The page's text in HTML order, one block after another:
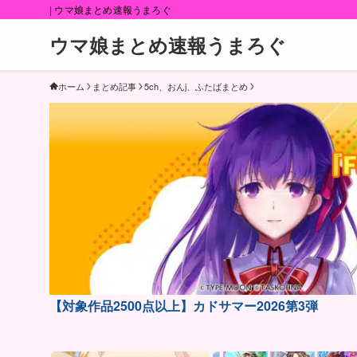
| ウマ娘まとめ速報うまろぐ
ウマ娘まとめ速報うまろぐ
ホーム まとめ記事 5ch、おんj、ふたばまとめ
【対象作品2500点以上】カドサマー2026第3弾